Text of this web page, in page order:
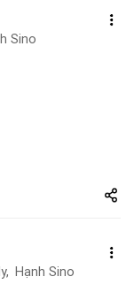
Sino
Share
zuto.vn
Hạnh Sino